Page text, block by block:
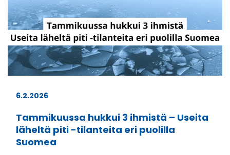
6.2.2026
Tammikuussa hukkui 3 ihmistä – Useita
läheltä piti -tilanteita eri puolilla
Suomea